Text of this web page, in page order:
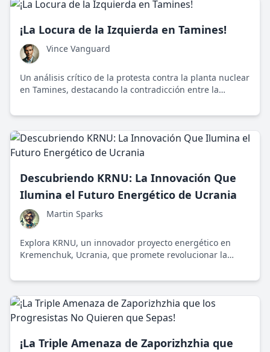
¡La Locura de la Izquierda en Tamines!
Vince Vanguard
Un análisis crítico de la protesta contra la planta nuclear
en Tamines, destacando la contradicción entre la
la energía nuclear.
Descubriendo KRNU: La Innovación Que
Ilumina el Futuro Energético de Ucrania
Martin Sparks
Explora KRNU, un innovador proyecto energético en
Kremenchuk, Ucrania, que promete revolucionar la
Descubre cómo esta iniciativa está destinada a
referente global en la lucha contra el cambio climático.
¡La Triple Amenaza de Zaporizhzhia que